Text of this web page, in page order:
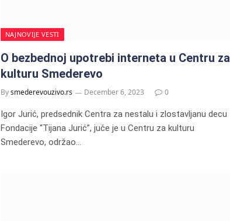
NAJNOVIJE VESTI
O bezbednoj upotrebi interneta u Centru za
kulturu Smederevo
Bysmederevouzivo.rs December 6, 2023 0
Igor Jurić, predsednik Centra za nestalu i zlostavljanu decu
Fondacije “Tijana Jurić”, juče je u Centru za kulturu
Smederevo, održao…